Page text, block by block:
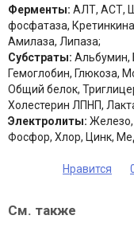
Ферменты: АЛТ, АСТ,
фосфатаза,
Амилаза, Липаза;
Субстраты: Альбумин,
Гемоглобин, Глюкоза,
Общий белок,
Холестерин ЛПНП,
Электролиты: Железо,
Фосфор, Хлор, Цинк,
Нравится
См. также